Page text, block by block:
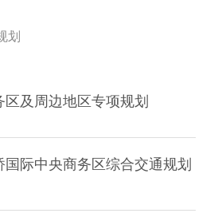
划
及周边地区专项规划
国际中央商务区综合交通规划